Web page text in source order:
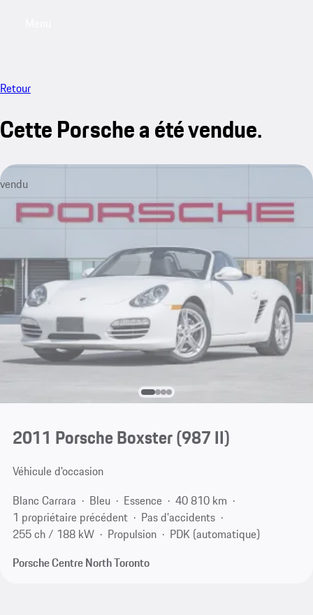
Retour
Cette Porsche a été vendue.
vendu
2011 Porsche Boxster(987 II)
Véhicule d'occasion
Blanc Carrara
Bleu Essence
40 810 km
1 propriétaire précédent
Pas d'accidents
255 ch / 188 kW
Propulsion
PDK (automatique)
Porsche Centre North Toronto